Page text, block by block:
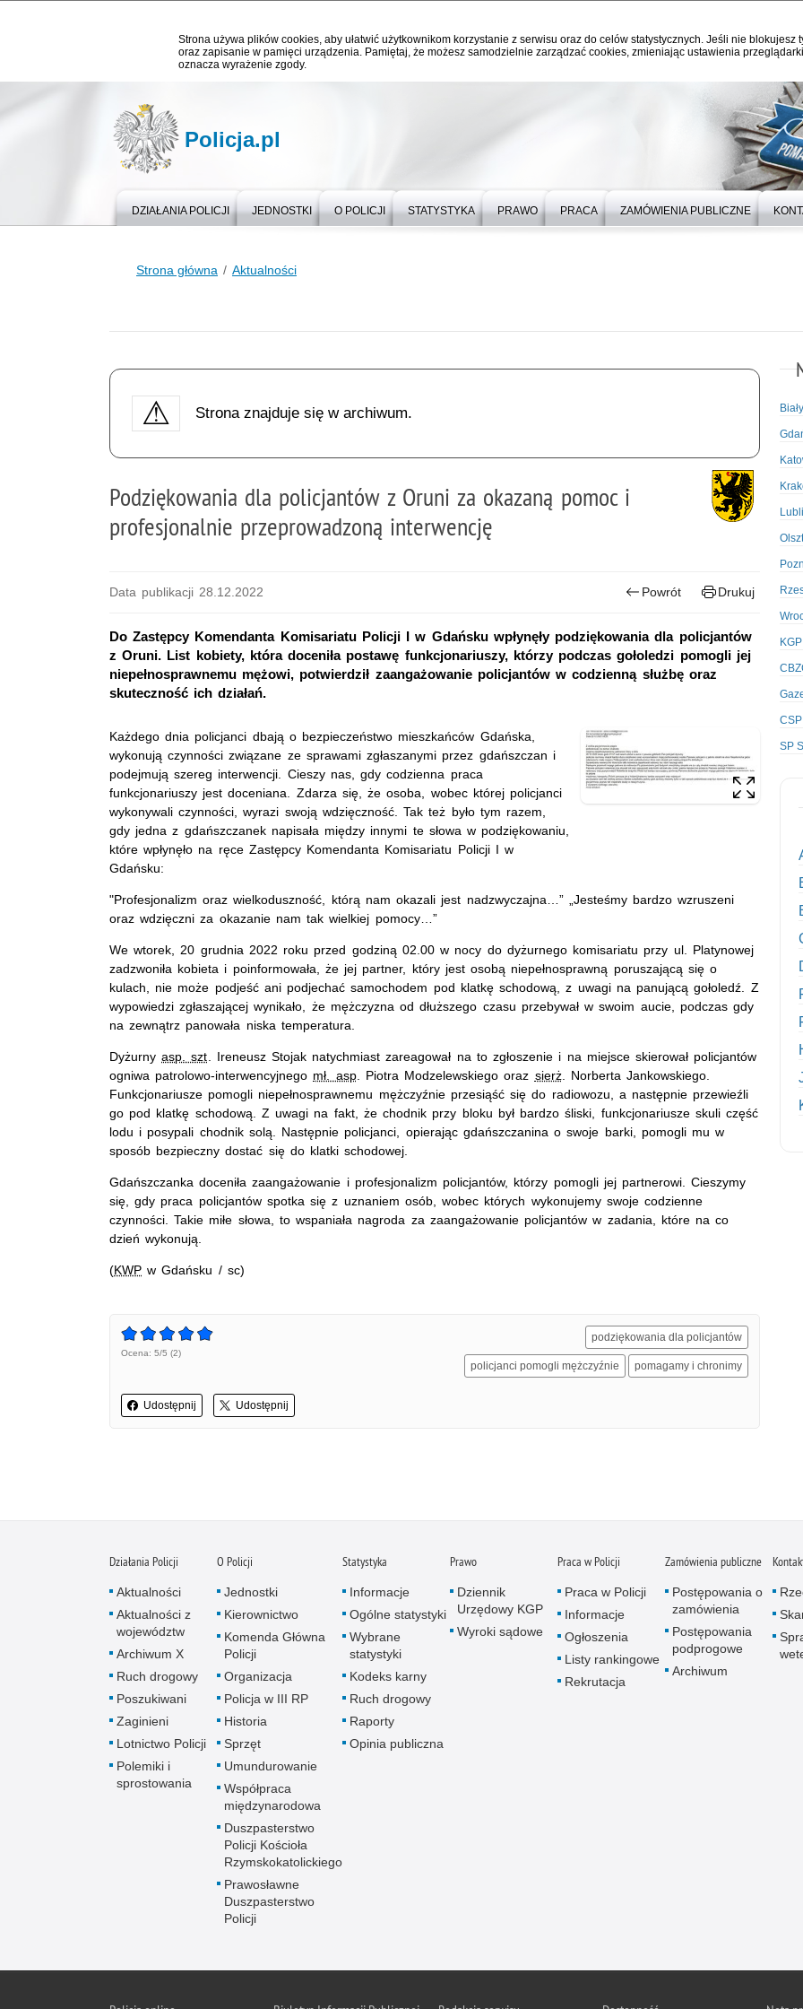
Strona używa plików cookies, aby ułatwić użytkownikom korzystanie z serwisu oraz do celów statystycznych. Jeśli nie blokujesz
oraz zapisanie w pamięci urządzenia. Pamiętaj, że możesz samodzielnie zarządzać cookies, zmieniając ustawienia
oznacza wyrażenie zgody.
Policja.pl
DZIAŁANIA POLICJI JEDNOSTKI O POLICJI STATYSTYKA PRAWO PRACA ZAMÓWIENIA PUBLICZNE
Strona główna Aktualności
Strona znajduje się w archiwum.
Podziękowania dla policjantów z Oruni za okazaną pomoc i
profesjonalnie przeprowadzoną interwencję
Data publikacji 28.12.2022 Powrót Drukuj
Do Zastępcy Komendanta Komisariatu Policji I w Gdańsku wpłynęły podziękowania dla policjantów
z Oruni. List kobiety, która doceniła postawę funkcjonariuszy, którzy podczas gołoledzi pomogli jej
niepełnosprawnemu mężowi, potwierdził zaangażowanie policjantów w codzienną służbę oraz
skuteczność ich działań.
Każdego dnia policjanci dbają o bezpieczeństwo mieszkańców Gdańska,
wykonują czynności związane ze sprawami zgłaszanymi przez gdańszczan i
podejmują szereg interwencji. Cieszy nas, gdy codzienna praca
funkcjonariuszy jest doceniana. Zdarza się, że osoba, wobec której policjanci
wykonywali czynności, wyrazi swoją wdzięczność. Tak też było tym razem,
gdy jedna z gdańszczanek napisała między innymi te słowa w podziękowaniu,
które wpłynęło na ręce Zastępcy Komendanta Komisariatu Policji I w
Gdańsku:
"Profesjonalizm oraz wielkoduszność, którą nam okazali jest nadzwyczajna…” „Jesteśmy bardzo wzruszeni
oraz wdzięczni za okazanie nam tak wielkiej pomocy…”
We wtorek, 20 grudnia 2022 roku przed godziną 02.00 w nocy do dyżurnego komisariatu przy ul. Platynowej
zadzwoniła kobieta i poinformowała, że jej partner, który jest osobą niepełnosprawną poruszającą się o
kulach, nie może podjeść ani podjechać samochodem pod klatkę schodową, z uwagi na panującą gołoledź. Z
wypowiedzi zgłaszającej wynikało, że mężczyzna od dłuższego czasu przebywał w swoim aucie, podczas gdy
na zewnątrz panowała niska temperatura.
Dyżurnyasp. szt . Ireneusz Stojak natychmiast zareagował na to zgłoszenie i na miejsce skierował policjantów
ogniwa patrolowo-interwencyjnego mł. asp. Piotra Modzelewskiego oraz sierż. Norberta Jankowskiego.
Funkcjonariusze pomogli niepełnosprawnemu mężczyźnie przesiąść się do radiowozu, a następnie przewieźli
go pod klatkę schodową. Z uwagi na fakt, że chodnik przy bloku był bardzo śliski, funkcjonariusze skuli część
lodu i posypali chodnik solą. Następnie policjanci, opierając gdańszczanina o swoje barki, pomogli mu w
sposób bezpieczny dostać się do klatki schodowej.
Gdańszczanka doceniła zaangażowanie i profesjonalizm policjantów, którzy pomogli jej partnerowi. Cieszymy
się, gdy praca policjantów spotka się z uznaniem osób, wobec których wykonujemy swoje codzienne
czynności. Takie miłe słowa, to wspaniała nagroda za zaangażowanie policjantów w zadania, które na co
dzień wykonują.
(KWP w Gdańsku / sc)
Ocena: 5/5 (2)
Udostępnij Udostępnij
podziękowania dla policjantów
policjanci pomogli mężczyźnie pomagamy i chronimy
KGP
SP
Działania Policji
Aktualności
Aktualności z
województw
Archiwum X
Ruch drogowy
Poszukiwani
Zaginieni
Lotnictwo Policji
Polemiki i
sprostowania
O Policji
Jednostki
Kierownictwo
Komenda Główna
Policji
Organizacja
Policja w III RP
Historia
Sprzęt
Umundurowanie
Współpraca
międzynarodowa
Duszpasterstwo
Policji Kościoła
Rzymskokatolickiego
Prawosławne
Duszpasterstwo
Policji
Statystyka
Informacje
Ogólne statystyki
Wybrane
statystyki
Kodeks karny
Ruch drogowy
Raporty
Opinia publiczna
Prawo
Dziennik
Urzędowy KGP
Wyroki sądowe
Praca w Policji
Praca w Policji
Informacje
Ogłoszenia
Listy rankingowe
Rekrutacja
Zamówienia publiczne
Postępowania o
zamówienia
Postępowania
podprogowe
Archiwum